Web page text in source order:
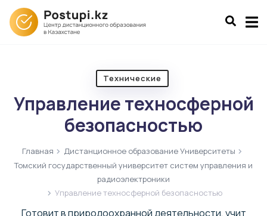
Технические
Управление техносферной
безопасностью
Главная
Дистанционное образование Университеты
Томский государственный университет систем управления и
радиоэлектроники
Управление техносферной безопасностью
Готовит в природоохранной деятельности, учит